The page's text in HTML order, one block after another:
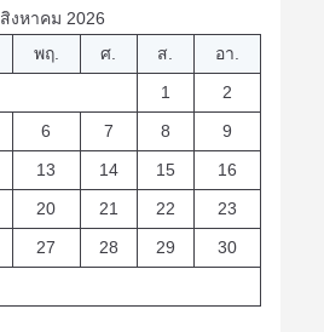
สิงหาคม 2026
พฤ. ศ. ส.
อา.
1
2
6 7 8
9
13 14 15
16
20 21 22
23
27 28 29
30